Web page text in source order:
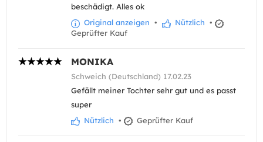
beschädigt. Alles ok
Original anzeigen • Nützlich •
Geprüfter Kauf
MONIKA
Schweich (Deutschland) 17.02.23
Gefällt meiner Tochter sehr gut und es passt
super
Nützlich • Geprüfter Kauf